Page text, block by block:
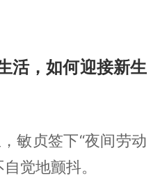
活，如何迎接新生
敏贞签下“夜间劳动
觉地颤抖。